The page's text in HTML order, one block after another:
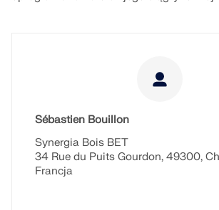
Sébastien Bouillon
Synergia Bois BET
34 Rue du Puits Gourdon, 49300,
Francja